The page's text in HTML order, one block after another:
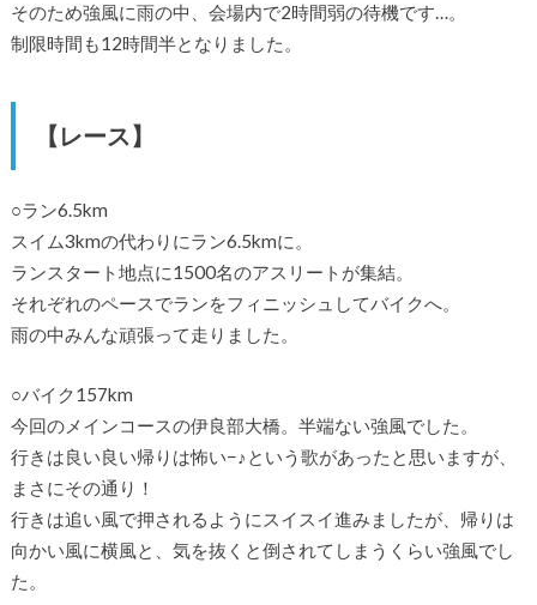
そのため強風に雨の中、会場内で2時間弱の待機です…。
制限時間も12時間半となりました。
【レース】
○ラン6.5km
スイム3kmの代わりにラン6.5kmに。
ランスタート地点に1500名のアスリートが集結。
それぞれのペースでランをフィニッシュしてバイクへ。
雨の中みんな頑張って走りました。
○バイク157km
今回のメインコースの伊良部大橋。半端ない強風でした。
行きは良い良い帰りは怖い−♪という歌があったと思いますが、
まさにその通り！
行きは追い風で押されるようにスイスイ進みましたが、帰りは
向かい風に横風と、気を抜くと倒されてしまうくらい強風でし
た。